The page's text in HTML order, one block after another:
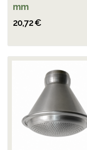
mm
20,72 €